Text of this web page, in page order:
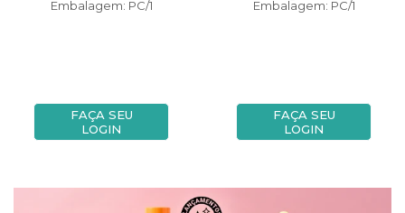
Embalagem: PC/1
FAÇA SEU
LOGIN
Embalagem: PC/1
FAÇA SEU
LOGIN